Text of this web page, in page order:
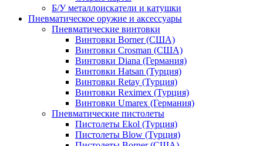
Б/У металлоискатели и катушки
Пневматическое оружие и аксессуары
Пневматические винтовки
Винтовки Borner (США)
Винтовки Crosman (США)
Винтовки Diana (Германия)
Винтовки Hatsan (Турция)
Винтовки Retay (Турция)
Винтовки Reximex (Турция)
Винтовки Umarex (Германия)
Пневматические пистолеты
Пистолеты Ekol (Турция)
Пистолеты Blow (Турция)